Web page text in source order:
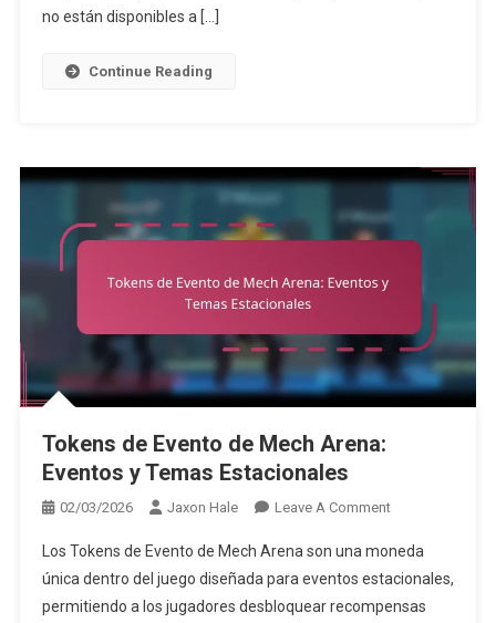
no están disponibles a […]
Continue Reading
Tokens de Evento de Mech Arena:
Eventos y Temas Estacionales
02/03/2026 Jaxon Hale Leave A CommentOn
De
Evento
De
Los Tokens de Evento de Mech Arena son una moneda
única dentro del juego diseñada para eventos estacionales,
permitiendo a los jugadores desbloquear recompensas